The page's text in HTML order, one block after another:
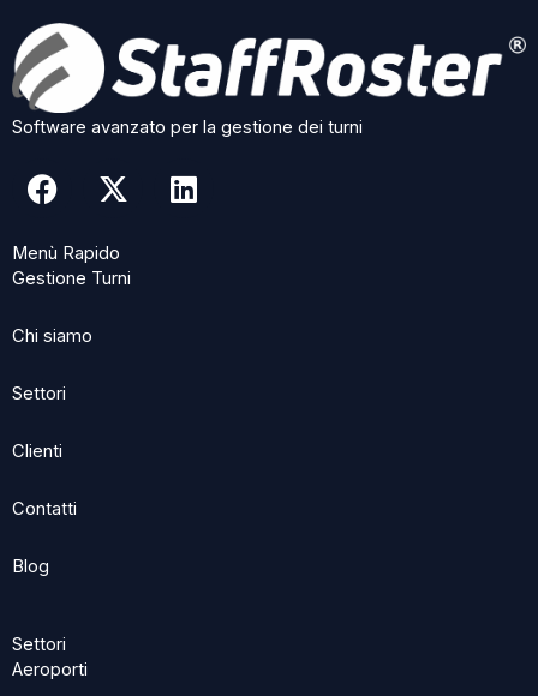
Software avanzato per la gestione dei turni
F
a
e
b
o
o
k
X
-
w
i
L
i
Menù Rapido
Gestione Turni
Chi siamo
Settori
Clienti
Contatti
Blog
Settori
Aeroporti